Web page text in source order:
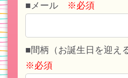
■メール ※必須
■間柄（お誕生日を迎え
※必須